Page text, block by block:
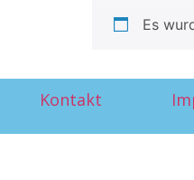
Es
Kontakt